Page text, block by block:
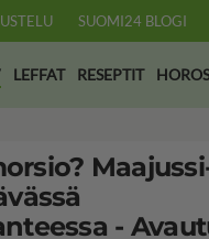
SUOMI24 BLOGI
LEFFAT RESEPTIT
-